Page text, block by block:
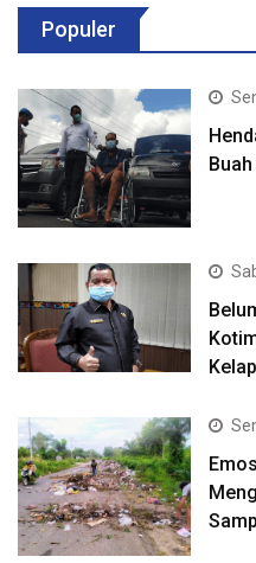
Populer